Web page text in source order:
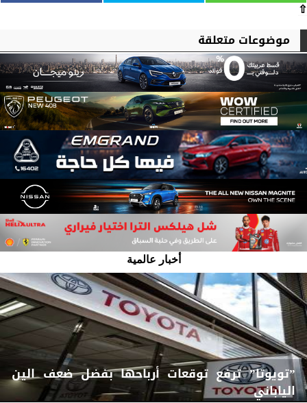
⇧
موضوعات متعلقة
أخبار عالمية
”تويوتا” ترفع توقعات أرباحها بفضل ضعف الين
الياباني